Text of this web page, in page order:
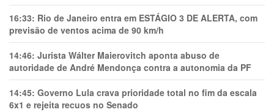
16:33: Rio de Janeiro entra em ESTÁGIO 3 DE ALERTA, com
previsão de ventos acima de 90 km/h
14:46: Jurista Wálter Maierovitch aponta abuso de
autoridade de André Mendonça contra a autonomia da PF
14:45: Governo Lula crava prioridade total no fim da escala
6x1 e rejeita recuos no Senado